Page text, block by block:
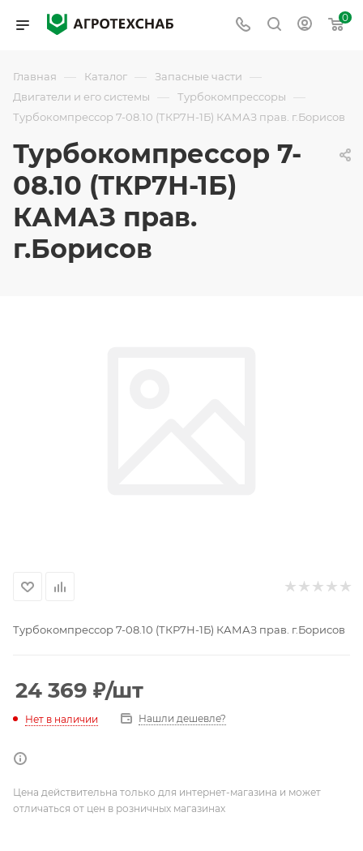
0
Главная — Каталог — Запасные части —
Двигатели и его системы — Турбокомпрессоры —
Турбокомпрессор 7-08.10 (ТКР7Н-1Б) КАМАЗ прав. г.Борисов
Турбокомпрессор 7-
08.10 (ТКР7Н-1Б)
КАМАЗ прав.
г.Борисов
Турбокомпрессор 7-08.10 (ТКР7Н-1Б) КАМАЗ прав. г.Борисов
24 369 ₽/шт
Нет в наличии Нашли дешевле?
Цена действительна только для интернет-магазина и может
отличаться от цен в розничных магазинах